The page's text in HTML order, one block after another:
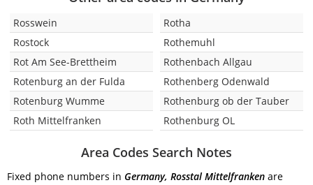
Rosswein
Rostock
Rot Am See-Brettheim
Rotenburg an der Fulda
Rotenburg Wumme
Roth Mittelfranken
Rotha
Rothemuhl
Rothenbach Allgau
Rothenberg Odenwald
Rothenburg ob der Tauber
Rothenburg OL
Area Codes Search Notes
Fixed phone numbers in Germany, Rosstal Mittelfranken are